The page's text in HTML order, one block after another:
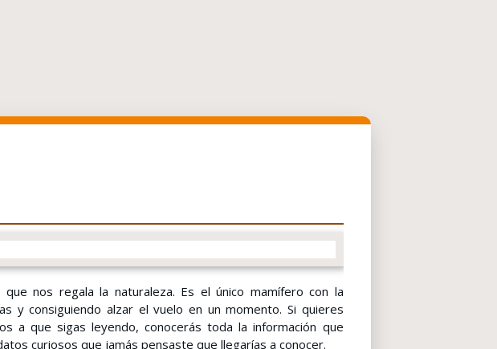
nos regala la naturaleza. Es el único mamífero con la
y consiguiendo alzar el vuelo en un momento. Si quieres
a que sigas leyendo, conocerás toda la información que
curiosos que jamás pensaste que llegarías a conocer.